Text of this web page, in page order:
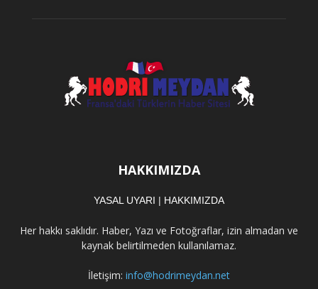
HAKKIMIZDA
YASAL UYARI | HAKKIMIZDA
Her hakkı saklıdır. Haber, Yazı ve Fotoğraflar, izin almadan ve
kaynak belirtilmeden kullanılamaz.
İletişim: info@hodrimeydan.net